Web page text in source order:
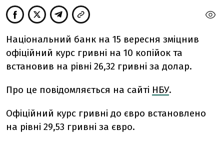
Національний банк на 15 вересня зміцнив
офіційний курс гривні на 10 копійок та
встановив на рівні 26,32 гривні за долар.
Про це повідомляється на сайті НБУ.
Офіційний курс гривні до євро встановлено
на рівні 29,53 гривні за євро.